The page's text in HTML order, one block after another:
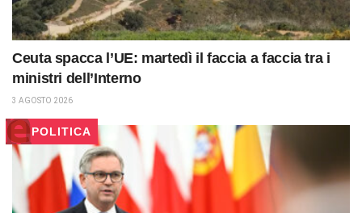
Ceuta spacca l’UE: martedì il faccia a faccia tra i
ministri dell’Interno
3 AGOSTO 2026
POLITICA